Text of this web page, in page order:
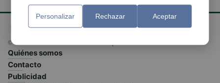
© El Meridiano L'Horta 2026 - Valencia - España
Quiénes somos
Contacto
Publicidad
Personalizar Rechazar Aceptar